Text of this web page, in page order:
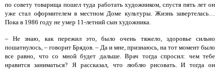
по совету товарища пошел туда работать художником, спустя пять лет он
уже стал оформителем в местном Доме культуры. Жизнь завертелась…
Пока в 1986 году не умер 11-летний сын художника.
– Не знаю, как пережил это, было очень тяжело, здоровье сильно
пошатнулось, – говорит Брядов. – Да и мне, признаюсь, на тот момент было
все равно, что со мной будет дальше. Врач тогда спросил: чем тебе
нравится заниматься? Я рассказал, что люблю рисовать. И тогда он